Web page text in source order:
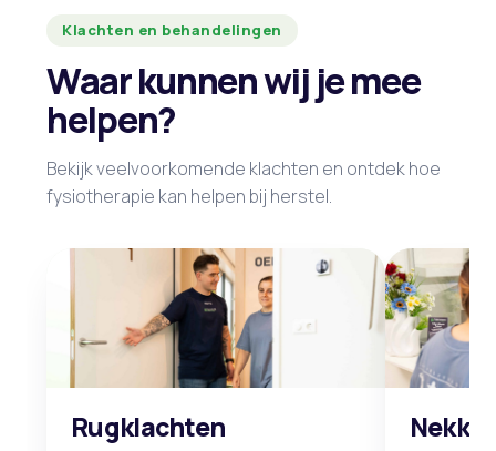
Klachten en behandelingen
Waar kunnen wij je mee
helpen?
Bekijk veelvoorkomende klachten en ontdek hoe
fysiotherapie kan helpen bij herstel.
Rugklachten